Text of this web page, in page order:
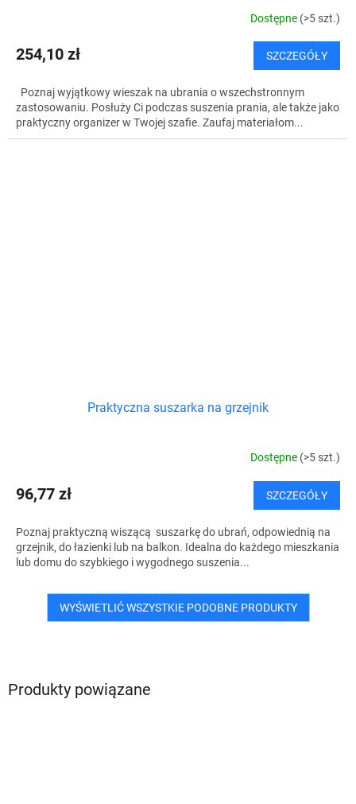
Produkty powiązane
Dostępne (>5 szt.)
254,10 zł SZCZEGÓŁY
Poznaj wyjątkowy wieszak na ubrania o wszechstronnym
zastosowaniu. Posłuży Ci podczas suszenia prania, ale także jako
praktyczny organizer w Twojej szafie. Zaufaj materiałom...
Praktyczna suszarka na grzejnik
Dostępne (>5 szt.)
96,77 zł SZCZEGÓŁY
Poznaj praktyczną wiszącą suszarkę do ubrań, odpowiednią na
grzejnik, do łazienki lub na balkon. Idealna do każdego mieszkania
lub domu do szybkiego i wygodnego suszenia...
WYŚWIETLIĆ WSZYSTKIE PODOBNE PRODUKTY